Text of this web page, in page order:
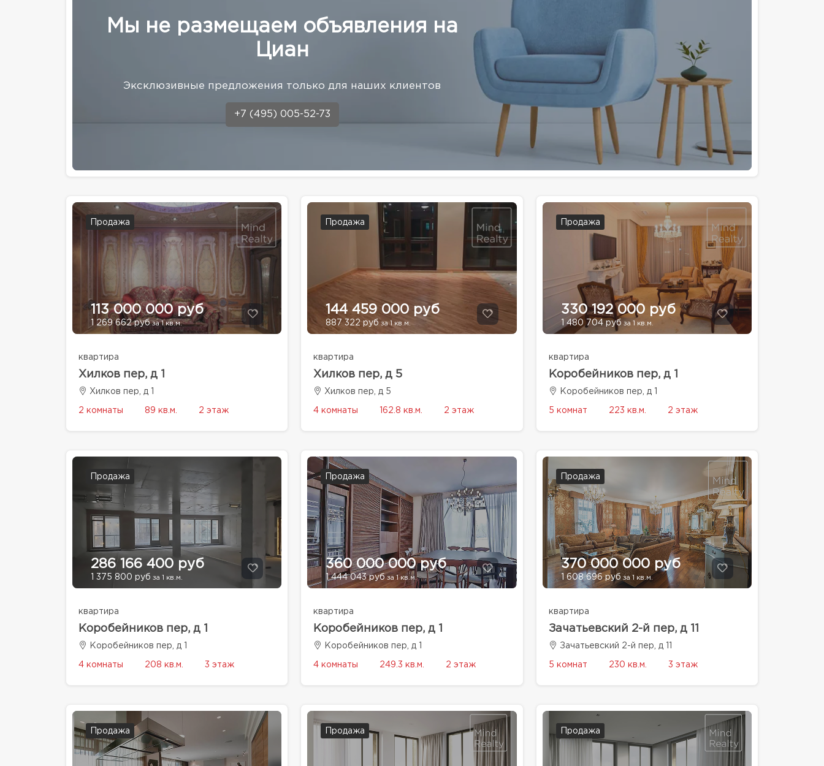
Мы не размещаем объявления на
Циан
Эксклюзивные предложения только для наших клиентов
+7 (495) 005-52-73
Продажа
113 000 000 руб
1 269 662 рубза 1 кв.м.
квартира
Хилков пер, д 1
Хилков пер, д 1
2 комнаты 89 кв.м. 2 этаж
Продажа
144 459 000 руб
887 322 руб за 1 кв.м.
квартира
Хилков пер, д 5
Хилков пер, д 5
4 комнаты 162.8 кв.м. 2 этаж
Продажа
330 192 000 руб
1 480 704 руб за 1 кв.м.
квартира
Коробейников пер, д 1
Коробейников пер, д 1
5 комнат 223 кв.м. 2 этаж
Продажа
286 166 400 руб
1 375 800 руб за 1 кв.м.
квартира
Коробейников пер, д 1
Коробейников пер, д 1
4 комнаты 208 кв.м. 3 этаж
Продажа
360 000 000 руб
1 444 043 рубза 1 кв.м.
квартира
Коробейников пер, д 1
Коробейников пер, д 1
4 комнаты 249.3 кв.м. 2 этаж
Продажа
370 000 000 руб
1 608 696 руб за 1 кв.м.
квартира
Зачатьевский 2-й пер, д 11
Зачатьевский 2-й пер, д 11
5 комнат 230 кв.м. 3 этаж
Продажа Продажа Продажа